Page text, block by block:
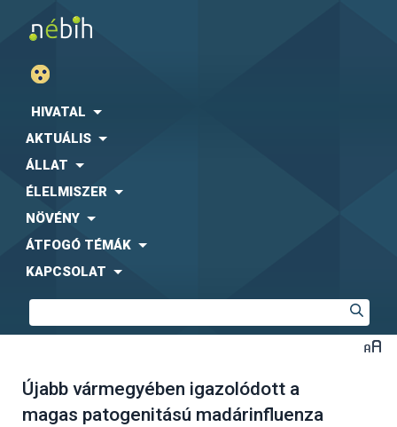
HIVATAL
AKTUÁLIS
ÁLLAT
ÉLELMISZER
NÖVÉNY
ÁTFOGÓ TÉMÁK
KAPCSOLAT
Újabb vármegyében igazolódott a
magas patogenitású madárinfluenza